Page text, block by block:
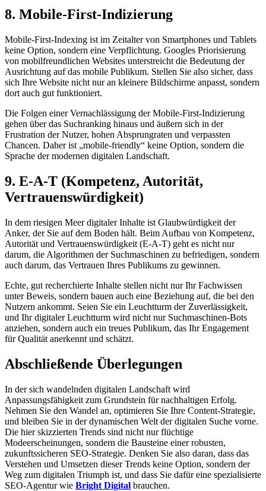
8. Mobile-First-Indizierung
Mobile-First-Indexing ist im Zeitalter von Smartphones und Tablets
keine Option, sondern eine Verpflichtung. Googles Priorisierung
von mobilfreundlichen Websites unterstreicht die Bedeutung der
Ausrichtung auf das mobile Publikum. Stellen Sie also sicher, dass
sich Ihre Website nicht nur an kleinere Bildschirme anpasst, sondern
dort auch gut funktioniert.
Die Folgen einer Vernachlässigung der Mobile-First-Indizierung
gehen über das Suchranking hinaus und äußern sich in der
Frustration der Nutzer, hohen Absprungraten und verpassten
Chancen. Daher ist „mobile-friendly“ keine Option, sondern die
Sprache der modernen digitalen Landschaft.
9. E-A-T (Kompetenz, Autorität,
Vertrauenswürdigkeit)
In dem riesigen Meer digitaler Inhalte ist Glaubwürdigkeit der
Anker, der Sie auf dem Boden hält. Beim Aufbau von Kompetenz,
Autorität und Vertrauenswürdigkeit (E-A-T) geht es nicht nur
darum, die Algorithmen der Suchmaschinen zu befriedigen, sondern
auch darum, das Vertrauen Ihres Publikums zu gewinnen.
Echte, gut recherchierte Inhalte stellen nicht nur Ihr Fachwissen
unter Beweis, sondern bauen auch eine Beziehung auf, die bei den
Nutzern ankommt. Seien Sie ein Leuchtturm der Zuverlässigkeit,
und Ihr digitaler Leuchtturm wird nicht nur Suchmaschinen-Bots
anziehen, sondern auch ein treues Publikum, das Ihr Engagement
für Qualität anerkennt und schätzt.
Abschließende Überlegungen
In der sich wandelnden digitalen Landschaft wird
Anpassungsfähigkeit zum Grundstein für nachhaltigen Erfolg.
Nehmen Sie den Wandel an, optimieren Sie Ihre Content-Strategie,
und bleiben Sie in der dynamischen Welt der digitalen Suche vorne.
Die hier skizzierten Trends sind nicht nur flüchtige
Modeerscheinungen, sondern die Bausteine einer robusten,
zukunftssicheren SEO-Strategie. Denken Sie also daran, dass das
Verstehen und Umsetzen dieser Trends keine Option, sondern der
Weg zum digitalen Triumph ist, und dass Sie dafür eine spezialisierte
SEO-Agentur wie Bright Digital brauchen.